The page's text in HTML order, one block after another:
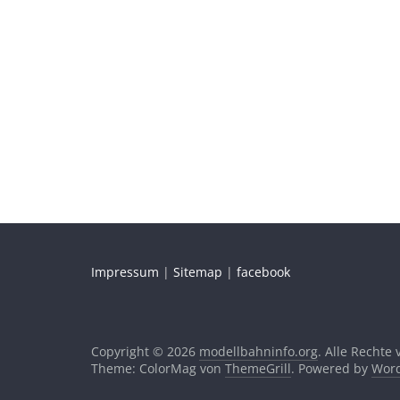
Impressum | Sitemap | facebook
Copyright © 2026 modellbahninfo.org. Alle Rechte
Theme: ColorMag von ThemeGrill. Powered by